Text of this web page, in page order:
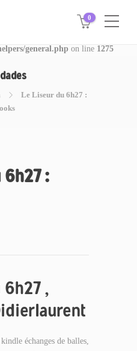
foreach() in
general.php on line 1275
0
Le Liseur du 6h27 :
6h27 :
,
échanges de balles,